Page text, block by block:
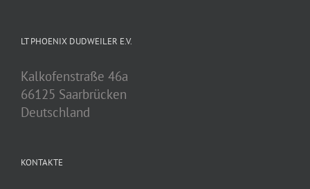
LT PHOENIX DUDWEILER E.V.
Kalkofenstraße 46a
66125 Saarbrücken
Deutschland
KONTAKTE